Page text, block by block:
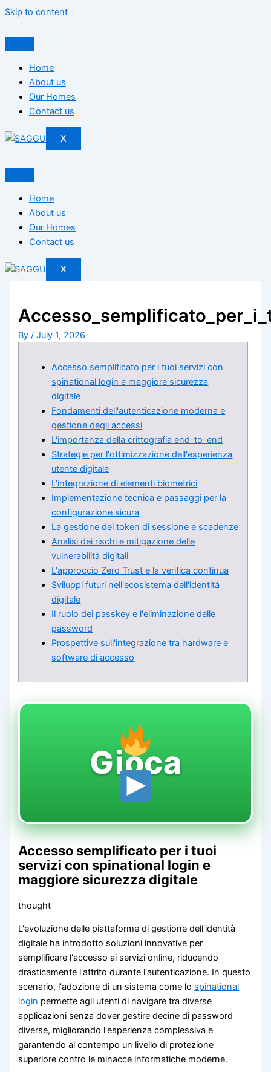
Skip to content
Home
About us
Our Homes
Contact us
X
Home
About us
Our Homes
Contact us
X
By/July 1, 2026
Accesso semplificato per i tuoi servizi con
spinational login e maggiore sicurezza
digitale
Fondamenti dell'autenticazione moderna e
gestione degli accessi
L'importanza della crittografia end-to-end
Strategie per l'ottimizzazione dell'esperienza
utente digitale
L'integrazione di elementi biometrici
Implementazione tecnica e passaggi per la
configurazione sicura
La gestione dei token di sessione e scadenze
Analisi dei rischi e mitigazione delle
vulnerabilità digitali
L'approccio Zero Trust e la verifica continua
Sviluppi futuri nell'ecosistema dell'identità
digitale
Il ruolo dei passkey e l'eliminazione delle
password
Prospettive sull'integrazione tra hardware e
software di accesso
Gioca
Accesso semplificato per i tuoi
servizi con spinational login e
maggiore sicurezza digitale
thought
L'evoluzione delle piattaforme di gestione dell'identità
digitale ha introdotto soluzioni innovative per
semplificare l'accesso ai servizi online, riducendo
drasticamente l'attrito durante l'autenticazione. In questo
scenario, l'adozione di un sistema come lo spinational
login permette agli utenti di navigare tra diverse
applicazioni senza dover gestire decine di password
diverse, migliorando l'esperienza complessiva e
garantendo al contempo un livello di protezione
superiore contro le minacce informatiche moderne.